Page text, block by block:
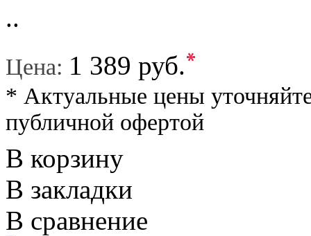
..
Цена: 1 389 руб.*
* Актуальные цены
публичной офертой
В корзину
В закладки
В сравнение